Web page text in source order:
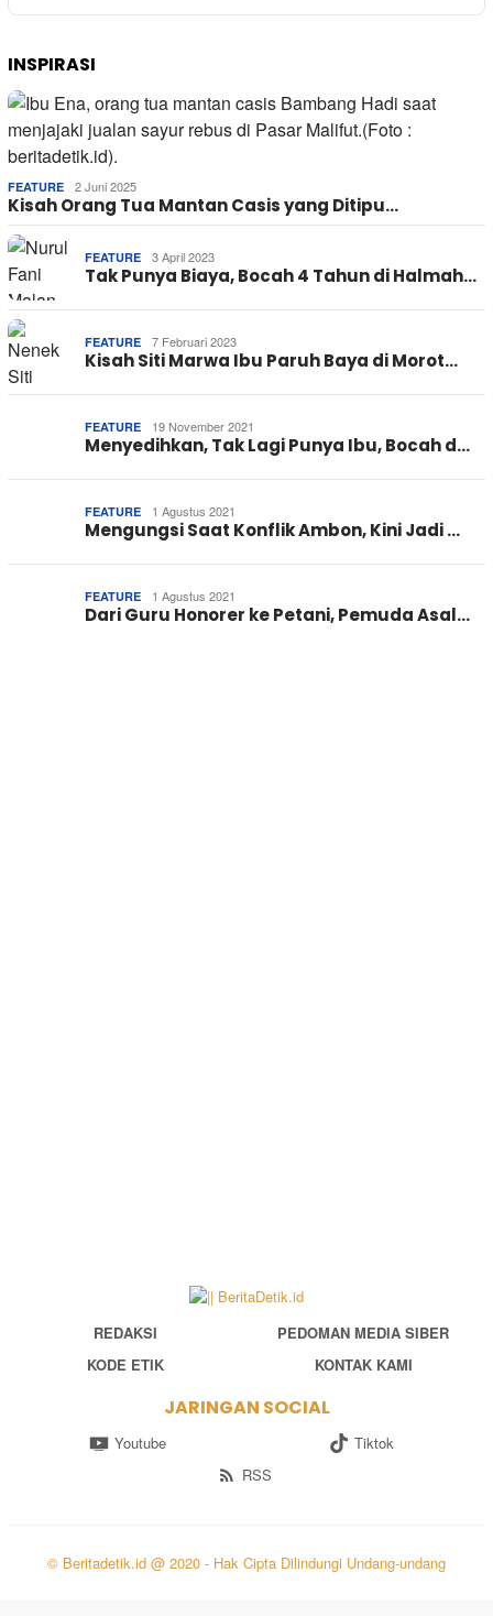
INSPIRASI
FEATURE 2 Juni 2025
Kisah Orang Tua Mantan Casis yang Ditipu…
FEATURE 3 April 2023
Tak Punya Biaya, Bocah 4 Tahun di Halmah…
FEATURE 7 Februari 2023
Kisah Siti Marwa Ibu Paruh Baya di Morot…
FEATURE 19 November 2021
Menyedihkan, Tak Lagi Punya Ibu, Bocah d…
FEATURE 1 Agustus 2021
Mengungsi Saat Konflik Ambon, Kini Jadi …
FEATURE 1 Agustus 2021
Dari Guru Honorer ke Petani, Pemuda Asal…
REDAKSI
PEDOMAN MEDIA SIBER
KODE ETIK
KONTAK KAMI
JARINGAN SOCIAL
Youtube
Tiktok
RSS
© Beritadetik.id @ 2020 - Hak Cipta Dilindungi Undang-undang